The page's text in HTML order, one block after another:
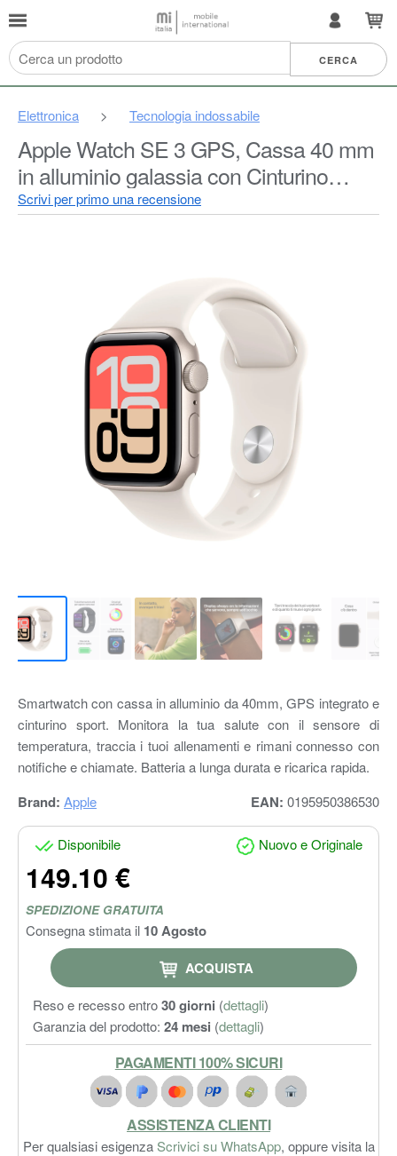
Elettronica > Tecnologia indossabile
Apple Watch SE 3 GPS, Cassa 40 mm
in alluminio galassia con Cinturino
Sport galassia - S/M
Scrivi per primo una recensione
Smartwatch con cassa in alluminio da 40mm, GPS integrato e
cinturino sport. Monitora la tua salute con il sensore di
temperatura, traccia i tuoi allenamenti e rimani connesso con
notifiche e chiamate. Batteria a lunga durata e ricarica rapida.
Brand: Apple EAN: 0195950386530
Disponibile Nuovo e Originale
149.10 €
SPEDIZIONE GRATUITA
Consegna stimata il 10 Agosto
ACQUISTA
Reso e recesso entro30 giorni (dettagli)
Garanzia del prodotto: 24 mesi (dettagli)
PAGAMENTI 100% SICURI
ASSISTENZA CLIENTI
Per qualsiasi esigenzaScrivici su WhatsApp, oppure visita la